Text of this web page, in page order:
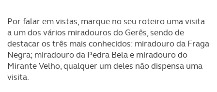
Por falar em vistas, marque no seu roteiro uma visita
a um dos vários miradouros do Gerês, sendo de
destacar os três mais conhecidos: miradouro da Fraga
Negra; miradouro da Pedra Bela e miradouro do
Mirante Velho, qualquer um deles não dispensa uma
visita.